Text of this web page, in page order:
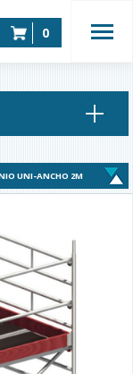
0
UNI-ANCHO 2M